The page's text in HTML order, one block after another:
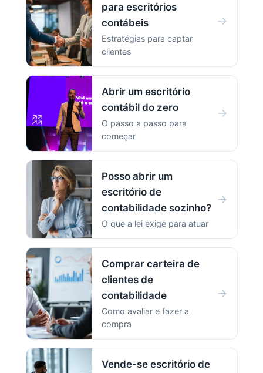
para escritórios
contábeis
Estratégias para captar
clientes
→
Abrir um escritório
contábil do zero
O passo a passo para
começar
→
Posso abrir um
escritório de
contabilidade sozinho?
O que a lei exige para atuar
→
Comprar carteira de
clientes de
contabilidade
Como avaliar e fazer a
compra
→
Vende-se escritório de